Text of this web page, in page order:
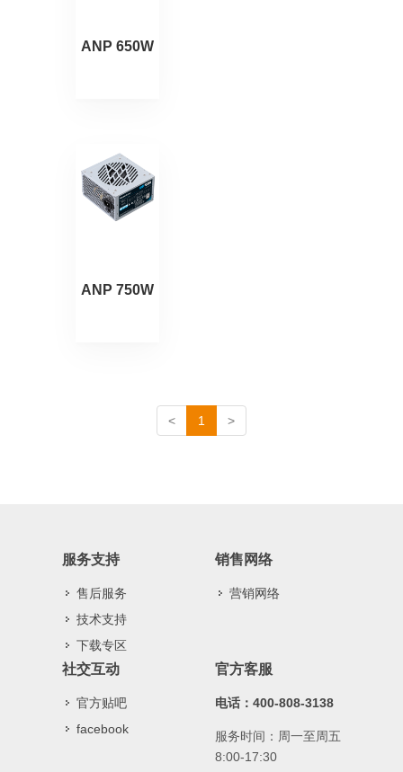
ANP 650W
ANP 750W
< 1 >
服务支持
售后服务
技术支持
下载专区
销售网络
营销网络
社交互动
官方贴吧
facebook
官方客服
电话：400-808-3138
服务时间：周一至周五
8:00-17:30